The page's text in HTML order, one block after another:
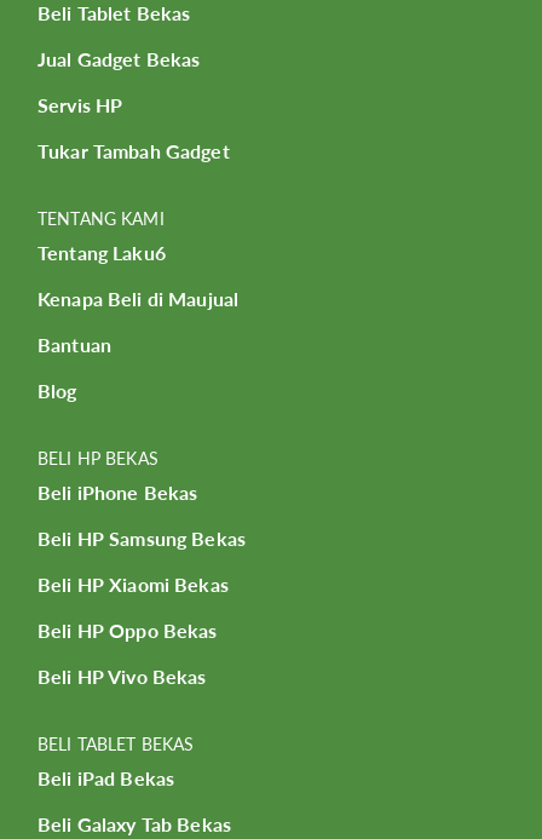
Beli Tablet Bekas
Jual Gadget Bekas
Servis HP
Tukar Tambah Gadget
TENTANG KAMI
Tentang Laku6
Kenapa Beli di Maujual
Bantuan
Blog
BELI HP BEKAS
Beli iPhone Bekas
Beli HP Samsung Bekas
Beli HP Xiaomi Bekas
Beli HP Oppo Bekas
Beli HP Vivo Bekas
BELI TABLET BEKAS
Beli iPad Bekas
Beli Galaxy Tab Bekas